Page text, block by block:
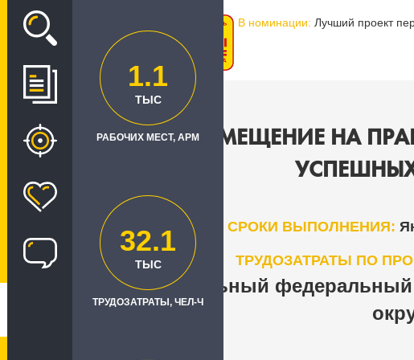
Проект
В номинации: Лучший проект
ИМПОРТОЗАМЕЩЕНИЕ НА
СРОКИ ВЫПОЛНЕНИЯ:
ТРУДОЗАТРАТЫ ПО
РЕГИОНЦентральный федеральный
1.1
ТЫС
РАБОЧИХ МЕСТ, АРМ
32.1
ТЫС
ТРУДОЗАТРАТЫ, ЧЕЛ-Ч